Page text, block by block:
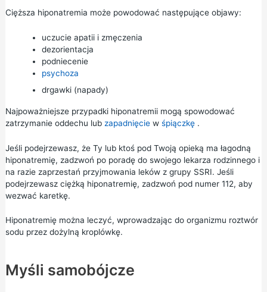
Cięższa hiponatremia może powodować następujące objawy:
uczucie apatii i zmęczenia
dezorientacja
podniecenie
psychoza
drgawki (napady)
Najpoważniejsze przypadki hiponatremii mogą spowodować
zatrzymanie oddechu lub zapadnięciew śpiączkę.
Jeśli podejrzewasz, że Ty lub ktoś pod Twoją opieką ma łagodną
hiponatremię, zadzwoń po poradę do swojego lekarza rodzinnego i
na razie zaprzestań przyjmowania leków z grupy SSRI. Jeśli
podejrzewasz ciężką hiponatremię, zadzwoń pod numer 112, aby
wezwać karetkę.
Hiponatremię można leczyć, wprowadzając do organizmu roztwór
sodu przez dożylną kroplówkę.
Myśli samobójcze